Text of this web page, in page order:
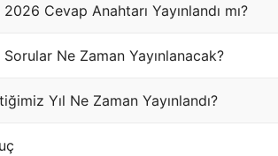
2026 Cevap Anahtarı Yayınlandı mı?
Sorular Ne Zaman Yayınlanacak?
Yıl Ne Zaman Yayınlandı?